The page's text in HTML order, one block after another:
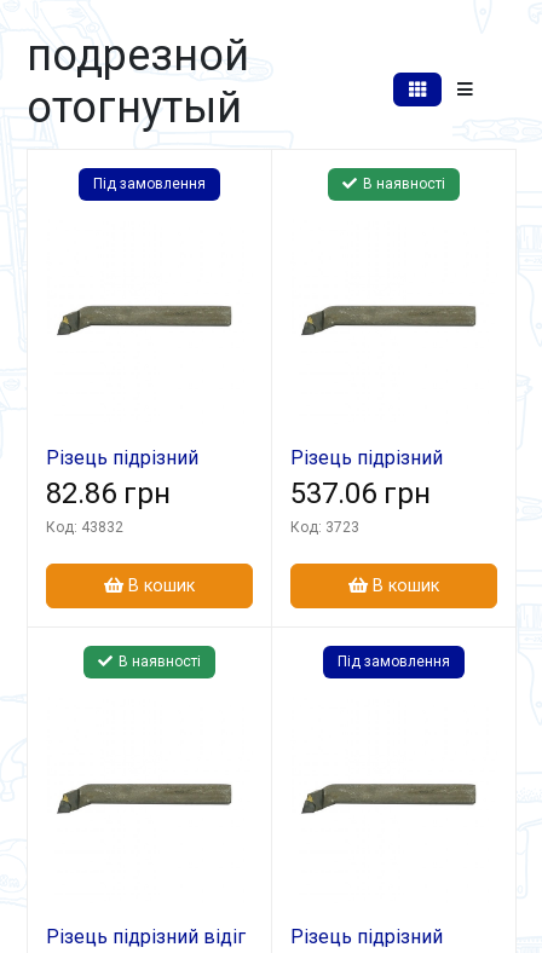
подрезной
отогнутый
Під замовлення
Різець підрізний
відігн 16х10х100
Т5К10
82.86 грн
Код: 43832
В кошик
В наявності
Різець підрізний
відігн 40х25х200 ВК8
537.06 грн
Код: 3723
В кошик
В наявності
Різець підрізний відіг
Під замовлення
Різець підрізний